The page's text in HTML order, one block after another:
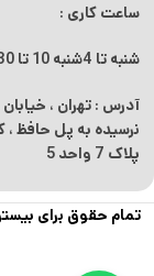
ساعت کاری :
شنبه تا 4شنبه 10 تا 17/30
آدرس : تهران ،
نرسیده به پل حافظ ،
پلاک 7 واحد 5
تمام حقوق برای